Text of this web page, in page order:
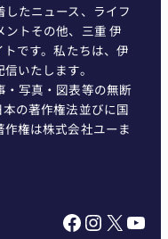
たニュース、ライフ
トその他、三重 伊
です。私たちは、伊
いたします。
写真・図表等の無断
の著作権法並びに国
権は株式会社ユーま
Facebook InstagramX YouTube